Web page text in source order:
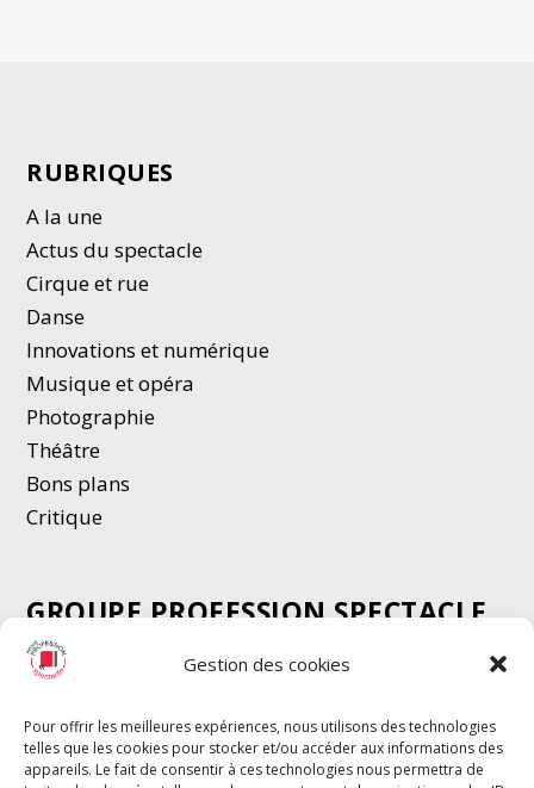
Gestion des cookies
Pour offrir les meilleures expériences, nous utilisons des technologies
telles que les cookies pour stocker et/ou accéder aux informations des
appareils. Le fait de consentir à ces technologies nous permettra de
RUBRIQUES
A la une
Actus du spectacle
Cirque et rue
Danse
Innovations et numérique
Musique et opéra
Photographie
Théâtre
Bons plans
Critique
GROUPE PROFESSION SPECTACLE
Chèque Intermittents
Chèque Compta
Chèque Emploi Spectacle